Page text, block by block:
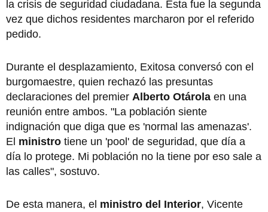
la crisis de seguridad ciudadana. Esta fue la segunda
vez que dichos residentes marcharon por el referido
pedido.
Durante el desplazamiento, Exitosa conversó con el
burgomaestre, quien rechazó las presuntas
declaraciones del premier Alberto Otárola en una
reunión entre ambos. "La población siente
indignación que diga que es 'normal las amenazas'.
El ministro tiene un 'pool' de seguridad, que día a
día lo protege. Mi población no la tiene por eso sale a
las calles", sostuvo.
De esta manera, el ministro del Interior, Vicente